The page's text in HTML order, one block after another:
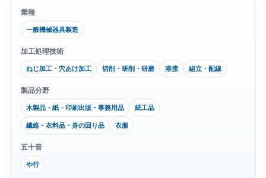
業種
一般機械器具製造
加工処理技術
ねじ加工・穴あけ加工 切削・研削・研磨 溶接 組立・配線
製品分野
木製品・紙・印刷出版・事務用品 紙工品
繊維・衣料品・身の回り品 衣服
五十音
や行